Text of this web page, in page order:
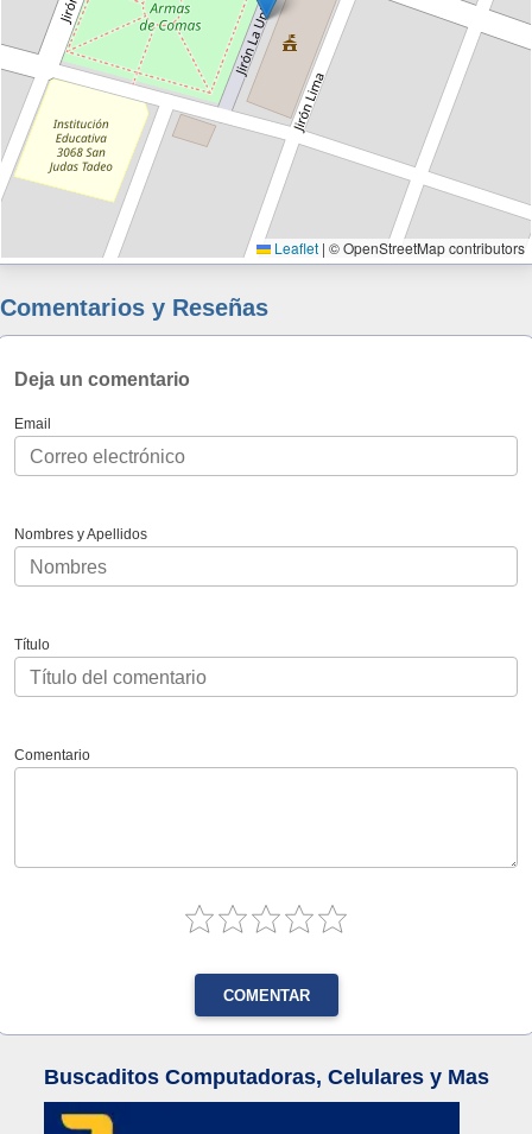
Leaflet | © OpenStreetMap contributors
Comentarios y Reseñas
Deja un comentario
Email
Nombres y Apellidos
Título
Comentario
COMENTAR
Buscaditos Computadoras, Celulares y Mas